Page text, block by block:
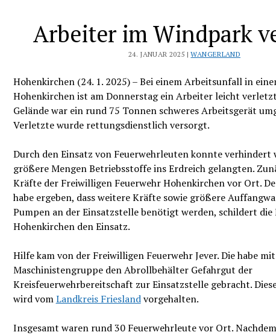
Arbeiter im Windpark
24. JANUAR 2025 |WANGERLAND
Hohenkirchen (24. 1. 2025) – Bei einem Arbeitsunfall in
Hohenkirchen ist am Donnerstag ein Arbeiter leicht
Gelände war ein rund 75 Tonnen schweres Arbeitsgerät
Verletzte wurde rettungsdienstlich versorgt.
Durch den Einsatz von Feuerwehrleuten konnte verhindert
größere Mengen Betriebsstoffe ins Erdreich gelangten.
Kräfte der Freiwilligen Feuerwehr Hohenkirchen vor Ort.
habe ergeben, dass weitere Kräfte sowie größere
Pumpen an der Einsatzstelle benötigt werden, schildert die
Hohenkirchen den Einsatz.
Hilfe kam von der Freiwilligen Feuerwehr Jever. Die habe
Maschinistengruppe den Abrollbehälter Gefahrgut der
Kreisfeuerwehrbereitschaft zur Einsatzstelle gebracht.
wird vomLandkreis Frieslandvorgehalten.
Insgesamt waren rund 30 Feuerwehrleute vor Ort.